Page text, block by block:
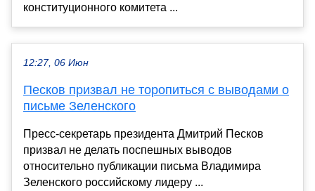
конституционного комитета ...
12:27, 06 Июн
Песков призвал не торопиться с выводами о
письме Зеленского
Пресс-секретарь президента Дмитрий Песков
призвал не делать поспешных выводов
относительно публикации письма Владимира
Зеленского российскому лидеру ...